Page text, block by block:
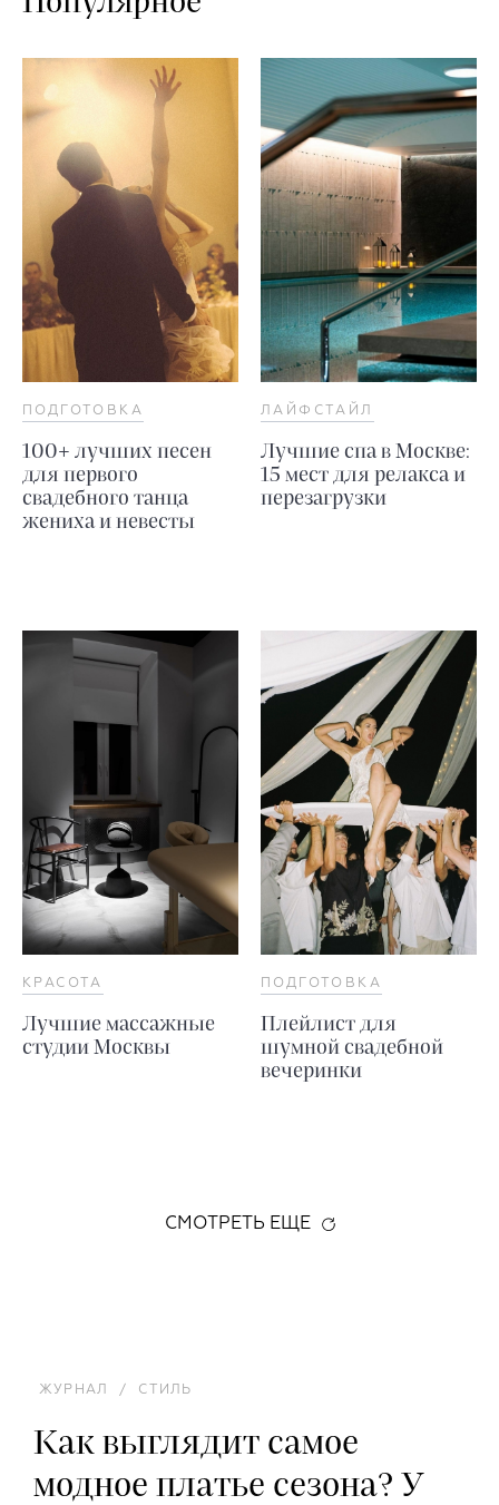
ПОДГОТОВКА
100+ лучших песен
для первого
свадебного танца
жениха и невесты
ЛАЙФСТАЙЛ
Лучшие спа в Москве:
15 мест для релакса и
перезагрузки
КРАСОТА
Лучшие массажные
студии Москвы
ПОДГОТОВКА
Плейлист для
шумной свадебной
вечеринки
СМОТРЕТЬ ЕЩЕ
ЖУРНАЛ / СТИЛЬ
Как выглядит самое
модное платье сезона? У